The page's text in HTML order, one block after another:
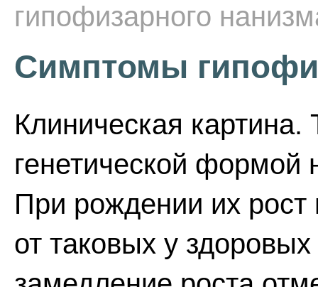
гипофизарного
Симптомы
Клиническая
генетической формой
При рождении их рост
от таковых у